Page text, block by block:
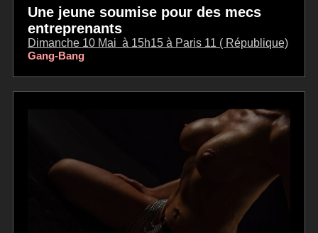
Une jeune soumise pour des mecs
entreprenants
Dimanche 10 Mai à 15h15 à Paris 11 ( République)
Gang-Bang